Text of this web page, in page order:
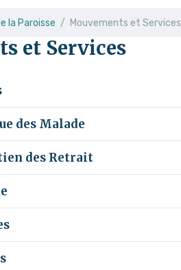
la Paroisse Mouvements et Services
et Services
des Malade
des Retrait